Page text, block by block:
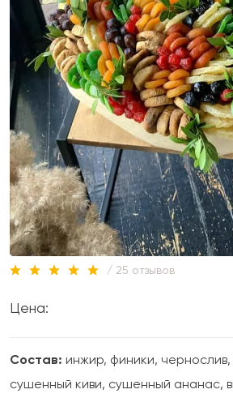
/ 25 отзывов
Цена:
Состав: инжир, финики,
сушенный киви, сушенный ананас,